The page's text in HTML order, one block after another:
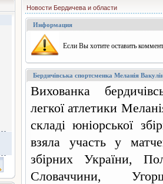
Новости Бердичева и области
Информация
Eсли Вы хотите оставить
Бердичівська спортсменка Меланія
Вихованка
легкої атлетики
складі юніорської
взяла участь у
збірних України,
Словаччини,